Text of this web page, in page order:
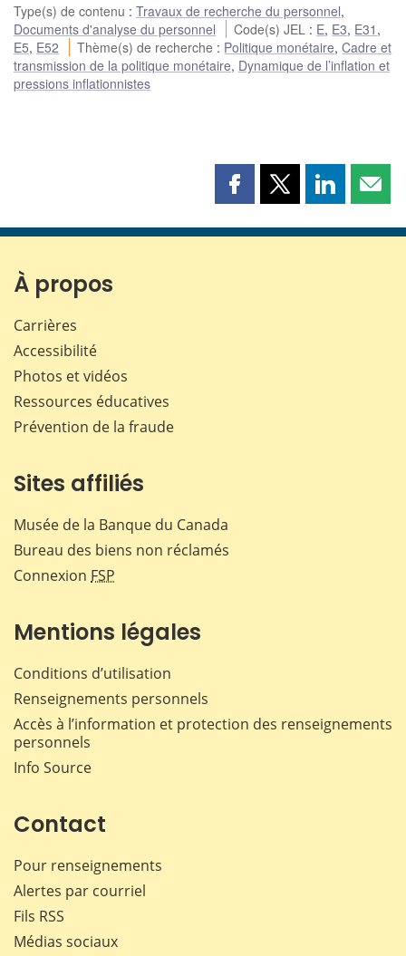
Type(s) de contenu : Travaux de recherche du personnel,
Documents d'analyse du personnel
Code(s) JEL : E, E3, E31 ,
E5, E52 Thème(s) de recherche : Politique monétaire,Cadre et
transmission de la politique monétaire, Dynamique de l’inflation et
pressions inflationnistes
Partager
page
Partager
page
Partager
page page
À propos
Carrières
Accessibilité
Photos et vidéos
Ressources éducatives
Prévention de la fraude
Sites affiliés
Musée de la Banque du Canada
Bureau des biens non réclamés
Connexion FSP
Mentions légales
Conditions d’utilisation
Renseignements personnels
Accès à l’information et protection des renseignements
personnels
Info Source
Contact
Pour renseignements
Alertes par courriel
Fils RSS
Médias sociaux